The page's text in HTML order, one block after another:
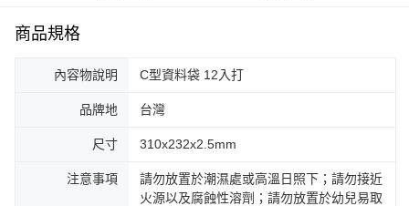
商品規格
內容物說明 C型資料袋 12入打
品牌地 台灣
尺寸 310x232x2.5mm
注意事項
請勿放置於潮濕處或高溫日照下；請勿接近
火源以及腐蝕性溶劑；請勿放置於幼兒易取